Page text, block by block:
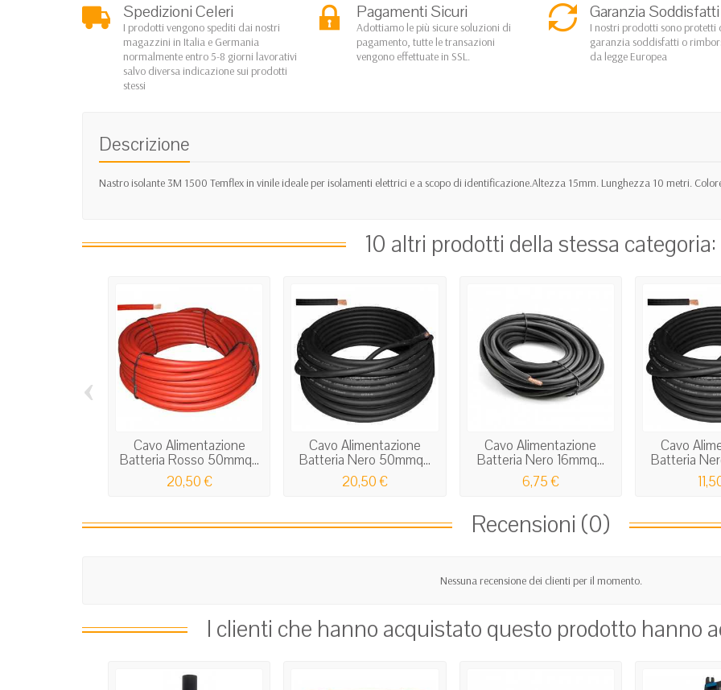
Spedizioni Celeri
I prodotti vengono spediti dai nostri
magazzini in Italia e Germania
normalmente entro 5-8 giorni lavorativi
salvo diversa indicazione sui prodotti
stessi
Pagamenti Sicuri
Adottiamo le più sicure soluzioni di
pagamento, tutte le transazioni
vengono effettuate in SSL.
Garanzia Soddisfatti
I nostri prodotti sono protetti
garanzia soddisfatti o
da legge Europea
Descrizione
Nastro isolante 3M 1500 Temflex in vinile ideale per isolamenti elettrici e a scopo di identificazione.Altezza 15mm. Lunghezza 10 metri.
10 altri prodotti della stessa categoria:
Cavo Alimentazione
Batteria Rosso 50mmq...
20,50 €
Cavo Alimentazione
Batteria Nero 50mmq...
20,50 €
Cavo Alimentazione
Batteria Nero 16mmq...
6,75 €
Cavo
Batteria
‹
Recensioni (0)
Nessuna recensione dei clienti per il momento.
I clienti che hanno acquistato questo prodotto hanno